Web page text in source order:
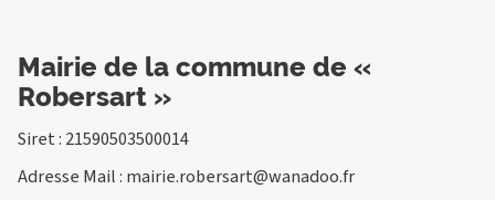
Mairie de la commune de «
Robersart »
Siret : 21590503500014
Adresse Mail : mairie.robersart@wanadoo.fr